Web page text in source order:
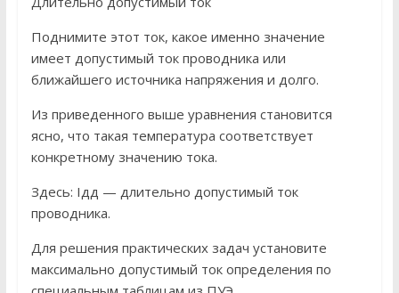
Поднимите этот ток, какое именно значение
имеет допустимый ток проводника или
ближайшего источника напряжения и долго.
Из приведенного выше уравнения становится
ясно, что такая температура соответствует
конкретному значению тока.
Здесь: Iдд — длительно допустимый ток
проводника.
Для решения практических задач установите
максимально допустимый ток определения по